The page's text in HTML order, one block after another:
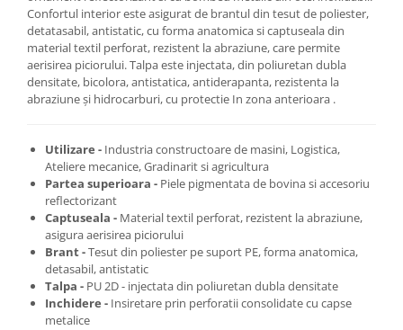
Confortul interior este asigurat de brantul din tesut de poliester,
detatasabil, antistatic, cu forma anatomica si captuseala din
material textil perforat, rezistent la abraziune, care permite
aerisirea piciorului. Talpa este injectata, din poliuretan dubla
densitate, bicolora, antistatica, antiderapanta, rezistenta la
abraziune şi hidrocarburi, cu protectie In zona anterioara .
Utilizare - Industria constructoare de masini, Logistica,
Ateliere mecanice, Gradinarit si agricultura
Partea superioara - Piele pigmentata de bovina si accesoriu
reflectorizant
Captuseala - Material textil perforat, rezistent la abraziune,
asigura aerisirea piciorului
Brant -Tesut din poliester pe suport PE, forma anatomica,
detasabil, antistatic
Talpa - PU 2D - injectata din poliuretan dubla densitate
Inchidere - Insiretare prin perforatii consolidate cu capse
metalice